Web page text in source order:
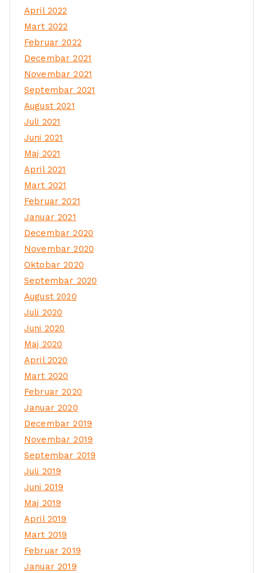
April 2022
Mart 2022
Februar 2022
Decembar 2021
Novembar 2021
Septembar 2021
August 2021
Juli 2021
Juni 2021
Maj 2021
April 2021
Mart 2021
Februar 2021
Januar 2021
Decembar 2020
Novembar 2020
Oktobar 2020
Septembar 2020
August 2020
Juli 2020
Juni 2020
Maj 2020
April 2020
Mart 2020
Februar 2020
Januar 2020
Decembar 2019
Novembar 2019
Septembar 2019
Juli 2019
Juni 2019
Maj 2019
April 2019
Mart 2019
Februar 2019
Januar 2019